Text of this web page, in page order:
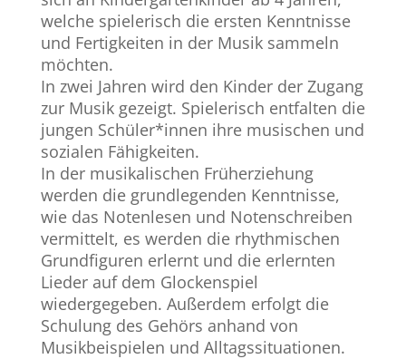
welche spielerisch die ersten Kenntnisse
und Fertigkeiten in der Musik sammeln
möchten.
In zwei Jahren wird den Kinder der Zugang
zur Musik gezeigt. Spielerisch entfalten die
jungen Schüler*innen ihre musischen und
sozialen Fähigkeiten.
In der musikalischen Früherziehung
werden die grundlegenden Kenntnisse,
wie das Notenlesen und Notenschreiben
vermittelt, es werden die rhythmischen
Grundfiguren erlernt und die erlernten
Lieder auf dem Glockenspiel
wiedergegeben. Außerdem erfolgt die
Schulung des Gehörs anhand von
Musikbeispielen und Alltagssituationen.